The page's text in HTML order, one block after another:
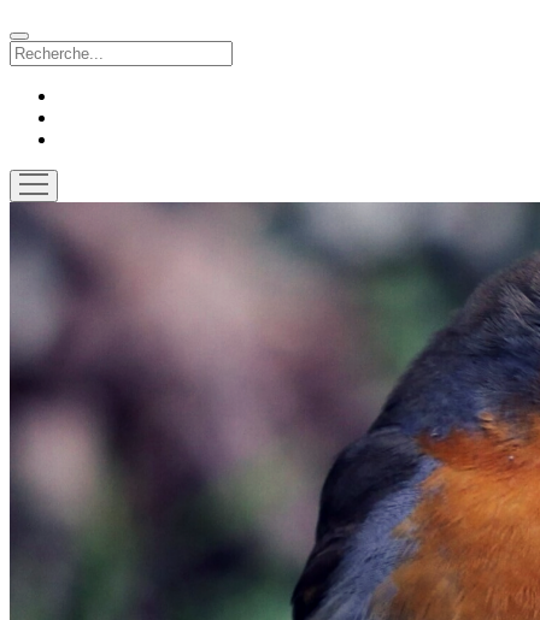
Recherche
ouvrir
menu
Photographe